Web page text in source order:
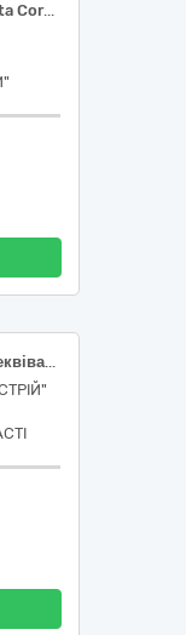
Закупівля легкового автомобілю Toyota Corolla 1.6 LIVE,сірий металік або еквівалент (ДК 021:2015:34110000-1-Легкові автомобілі)
Автомобіль Peugeot Traveller L3 (або еквівалент)